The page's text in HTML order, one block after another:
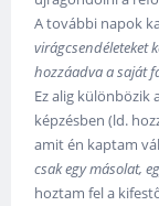
A további napok
virágcsendéleteket
hozzáadva a saját
Ez alig különbözik
képzésben (ld.
amit én kaptam
csak egy másolat,
hoztam fel a